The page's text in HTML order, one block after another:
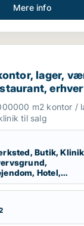
Mere info
lager, værksted,
lager,
hotel
til salg i
m2 kontor /
til salg
Butik,
Hotel,